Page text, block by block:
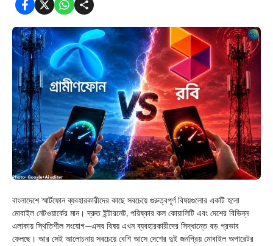
বাংলাদেশে স্মার্টফোন ব্যবহারকারীদের কাছে সবচেয়ে গুরুত্বপূর্ণ বিষয়গুলোর একটি হলো
মোবাইল নেটওয়ার্কের মান। দ্রুত ইন্টারনেট, পরিষ্কার কল কোয়ালিটি এবং দেশের বিভিন্ন
এলাকায় স্থিতিশীল সংযোগ—এসব বিষয় এখন ব্যবহারকারীদের সিদ্ধান্তে বড় প্রভাব
ফেলছে। আর সেই আলোচনায় সবচেয়ে বেশি আসে দেশের দুই জনপ্রিয় মোবাইল অপারেটর